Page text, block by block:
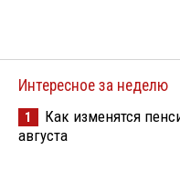
Интересное за неделю
1
Как изменятся
августа